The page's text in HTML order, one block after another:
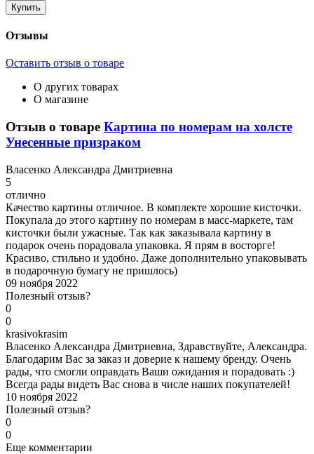
Отзывы
Оставить отзыв о товаре
О других товарах
О магазине
Отзыв о товаре Картина по номерам на холсте
Унесенные призраком
Власенко Александра Дмитриевна
5
отлично
Качество картины отличное. В комплекте хорошие кисточки.
Покупала до этого картину по номерам в масс-маркете, там
кисточки были ужасные. Так как заказывала картину в
подарок очень порадовала упаковка. Я прям в восторге!
Красиво, стильно и удобно. Даже дополнительно упаковывать
в подарочную бумагу не пришлось)
09 ноября 2022
Полезный отзыв?
0
0
krasivokrasim
Власенко Александра Дмитриевна, Здравствуйте, Александра.
Благодарим Вас за заказ и доверие к нашему бренду. Очень
рады, что смогли оправдать Ваши ожидания и порадовать :)
Всегда рады видеть Вас снова в числе наших покупателей!
10 ноября 2022
Полезный отзыв?
0
0
Еще комментарии